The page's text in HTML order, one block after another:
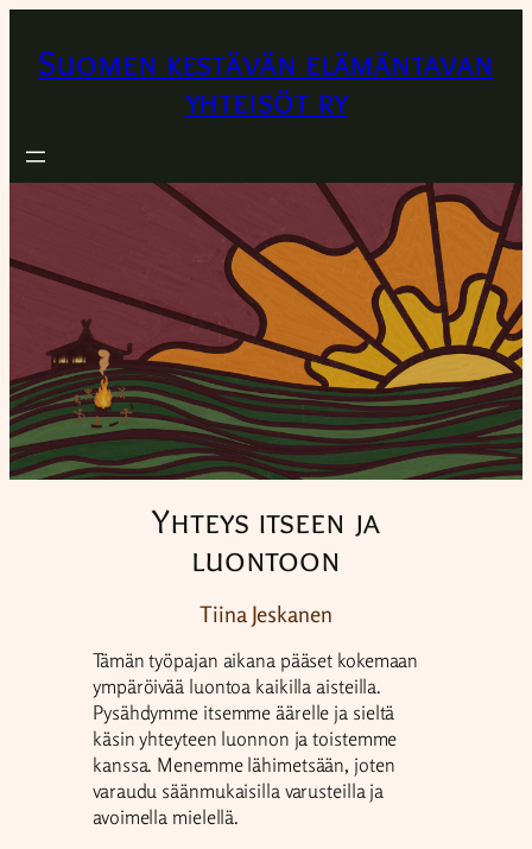
Suomen kestävän elämäntavan
yhteisöt ry
Yhteys itseen ja
luontoon
Tiina Jeskanen
Tämän työpajan aikana pääset kokemaan
ympäröivää luontoa kaikilla aisteilla.
Pysähdymme itsemme äärelle ja sieltä
käsin yhteyteen luonnon ja toistemme
kanssa. Menemme lähimetsään, joten
varaudu säänmukaisilla varusteilla ja
avoimella mielellä.